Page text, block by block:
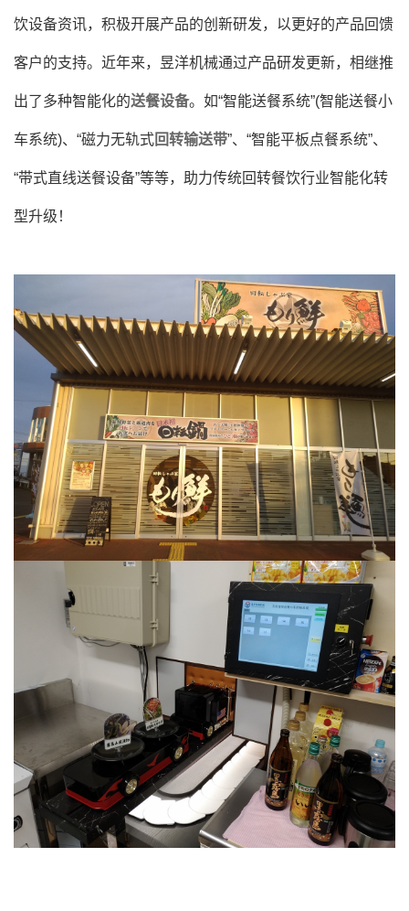
饮设备资讯，积极开展产品的创新研发，以更好的产品回馈
客户的支持。近年来，昱洋机械通过产品研发更新，相继推
出了多种智能化的送餐设备。如“智能送餐系统”(智能送餐小
车系统)、“磁力无轨式回转输送带”、“智能平板点餐系统”、
“带式直线送餐设备”等等，助力传统回转餐饮行业智能化转
型升级！